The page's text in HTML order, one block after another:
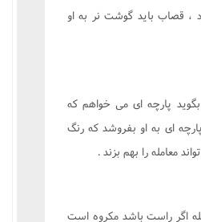
، قصاب بايد گوشت نر به او
بگويد پارچه اى مى خواهم که
اى به او بفروشد که رنگ
معامله را بهم بزند .
اگر راست باشد مکروه است